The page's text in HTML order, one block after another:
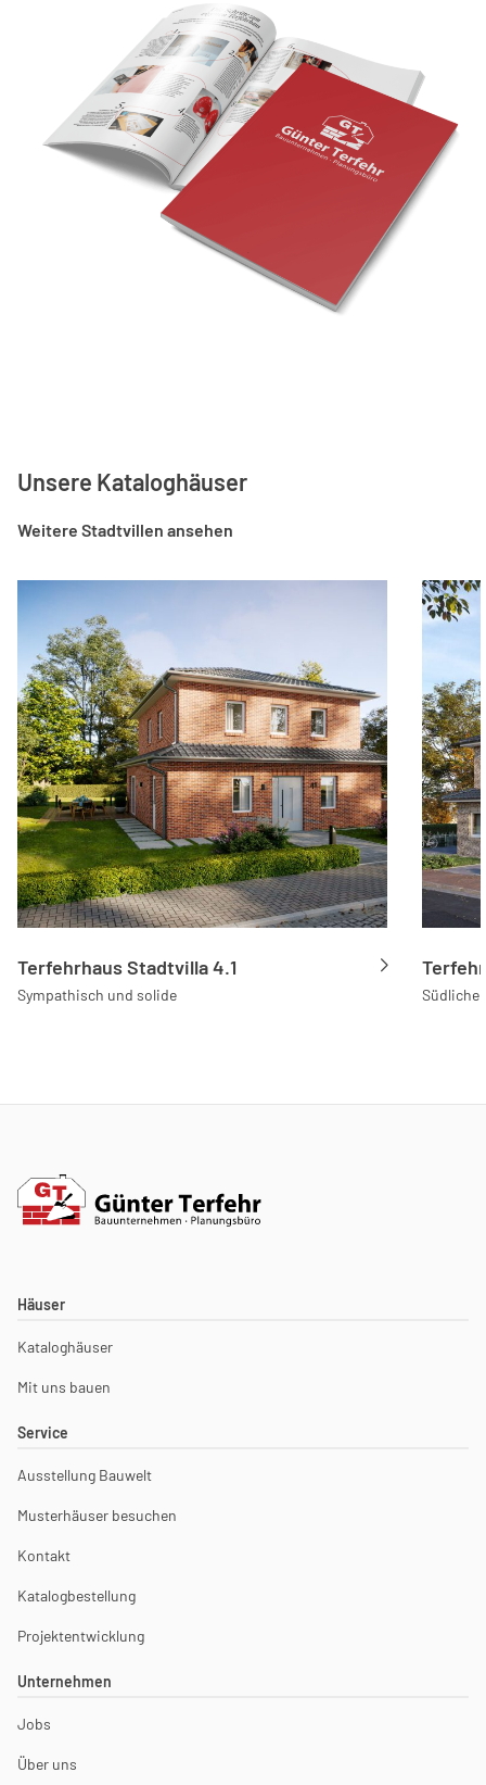
Unsere Kataloghäuser
Weitere Stadtvillen ansehen
Terfehrhaus Stadtvilla 4.1
Sympathisch und solide
Häuser
Kataloghäuser
Mit uns bauen
Service
Ausstellung Bauwelt
Musterhäuser besuchen
Kontakt
Katalogbestellung
Projektentwicklung
Unternehmen
Jobs
Über uns